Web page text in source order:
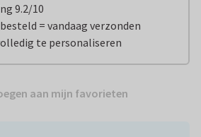
9.2/10
= vandaag verzonden
te personaliseren
aan mijn favorieten